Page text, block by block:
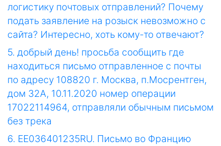
логистику почтовых отправлений? Почему
подать заявление на розыск невозможно с
сайта? Интересно, хоть кому-то отвечают?
5. добрый день! просьба сообщить где
находиться письмо отправленное с почты
по адресу 108820 г. Москва, п.Мосрентген,
дом 32А, 10.11.2020 номер операции
17022114964, отправляли обычным письмом
без трека
6. ЕЕ036401235RU. Письмо во Францию